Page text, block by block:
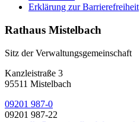
Erklärung zur Barrierefreiheit
Rathaus Mistelbach
Sitz der Verwaltungsgemeinschaft
Kanzleistraße 3
95511 Mistelbach
09201 987-0
09201 987-22